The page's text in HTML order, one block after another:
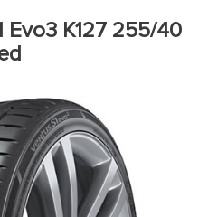
Evo3 K127 255/40